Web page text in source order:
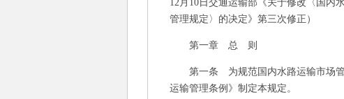
12月10日交通运输部《关于修改〈国内
管理规定〉的决定》第三次修正）
第一章 总 则
第一条 为规范国内水路运输市场管
运输管理条例》制定本规定。